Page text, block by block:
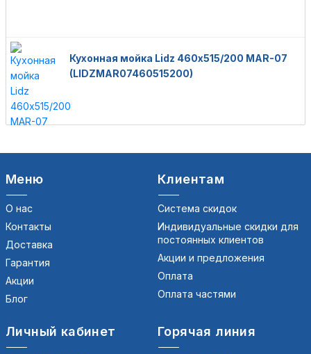
Кухонная мойка Lidz 460х515/200 MAR-07
(LIDZMAR07460515200)
Меню
О нас
Контакты
Доставка
Гарантия
Акции
Блог
Клиентам
Система скидок
Индивидуальные скидки для
постоянных клиентов
Акции и предложения
Оплата
Оплата частями
Личный кабинет Горячая линия